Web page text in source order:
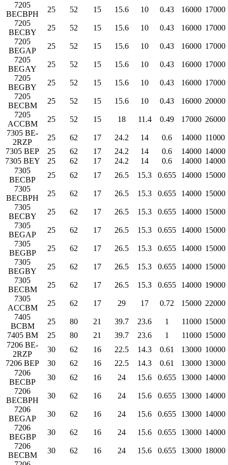
7205
BECBPH
25 52 15 15.6 10 0.43 16000 17000
7205
BECBY
25 52 15 15.6 10 0.43 16000 17000
7205
BEGAP
25 52 15 15.6 10 0.43 16000 17000
7205
BEGAY
25 52 15 15.6 10 0.43 16000 17000
7205
BEGBY
25 52 15 15.6 10 0.43 16000 17000
7205
BECBM
25 52 15 15.6 10 0.43 16000 20000
7205
ACCBM
25 52 15 18 11.4 0.49 17000 26000
7305 BE-
2RZP
25 62 17 24.2 14 0.6 14000 11000
7305 BEP
25 62 17 24.2 14 0.6 14000 14000
7305 BEY
25 62 17 24.2 14 0.6 14000 14000
7305
BECBP
25 62 17 26.5 15.3 0.655 14000 15000
7305
BECBPH
25 62 17 26.5 15.3 0.655 14000 15000
7305
BECBY
25 62 17 26.5 15.3 0.655 14000 15000
7305
BEGAP
25 62 17 26.5 15.3 0.655 14000 15000
7305
BEGBP
25 62 17 26.5 15.3 0.655 14000 15000
7305
BEGBY
25 62 17 26.5 15.3 0.655 14000 15000
7305
BECBM
25 62 17 26.5 15.3 0.655 14000 19000
7305
ACCBM
25 62 17 29 17 0.72 15000 22000
7405
BCBM
25 80 21 39.7 23.6 1 11000 15000
7405 BM
25 80 21 39.7 23.6 1 11000 15000
7206 BE-
2RZP
30 62 16 22.5 14.3 0.61 13000 10000
7206 BEP
30 62 16 22.5 14.3 0.61 13000 13000
7206
BECBP
30 62 16 24 15.6 0.655 13000 14000
7206
BECBPH
30 62 16 24 15.6 0.655 13000 14000
7206
BEGAP
30 62 16 24 15.6 0.655 13000 14000
7206
BEGBP
30 62 16 24 15.6 0.655 13000 14000
7206
BECBM
30 62 16 24 15.6 0.655 13000 18000